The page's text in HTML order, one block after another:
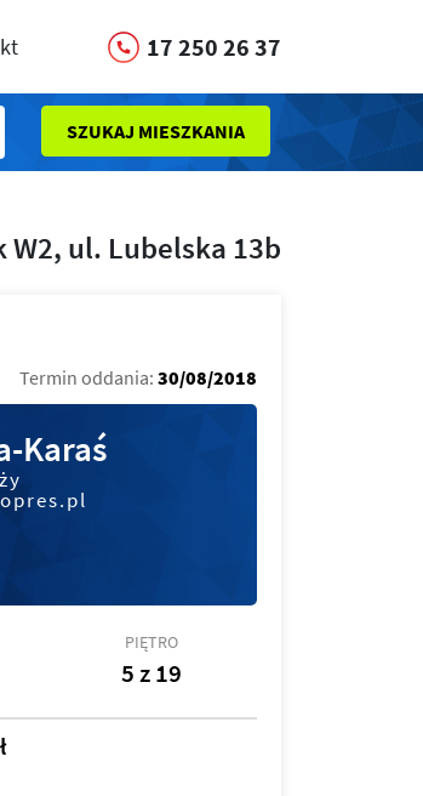
17 250 26 37
SZUKAJ MIESZKANIA
W2, ul. Lubelska 13b
Termin oddania: 30/08/2018
Karaś
PIĘTRO
5 z 19